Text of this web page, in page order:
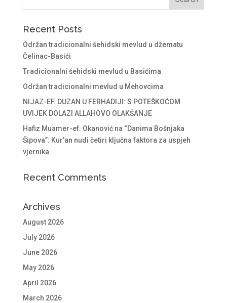
Recent Posts
Održan tradicionalni šehidski mevlud u džematu
Čelinac-Basići
Tradicionalni šehidski mevlud u Basićima
Održan tradicionalni mevlud u Mehovcima
NIJAZ-EF. DUZAN U FERHADIJI: S POTEŠKOĆOM
UVIJEK DOLAZI ALLAHOVO OLAKŠANJE
Hafiz Muamer-ef. Okanović na “Danima Bošnjaka
Šipova”: Kur’an nudi četiri ključna faktora za uspjeh
vjernika
Recent Comments
Archives
August 2026
July 2026
June 2026
May 2026
April 2026
March 2026